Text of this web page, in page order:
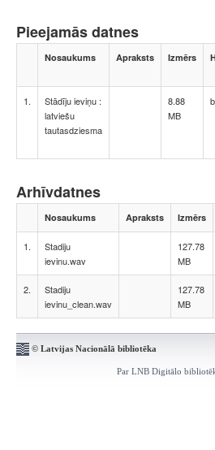
Pieejamās datnes
Nosaukums Apraksts Izmērs
1.
Stādīju ieviņu :
latviešu
tautasdziesma
8.88
MB
Arhīvdatnes
Nosaukums Apraksts Izmērs
1.
Stadiju
ievinu.wav
127.78
MB
2.
Stadiju
ievinu_clean.wav
127.78
MB
© Latvijas Nacionālā bibliotēka
Par LNB Digitālo